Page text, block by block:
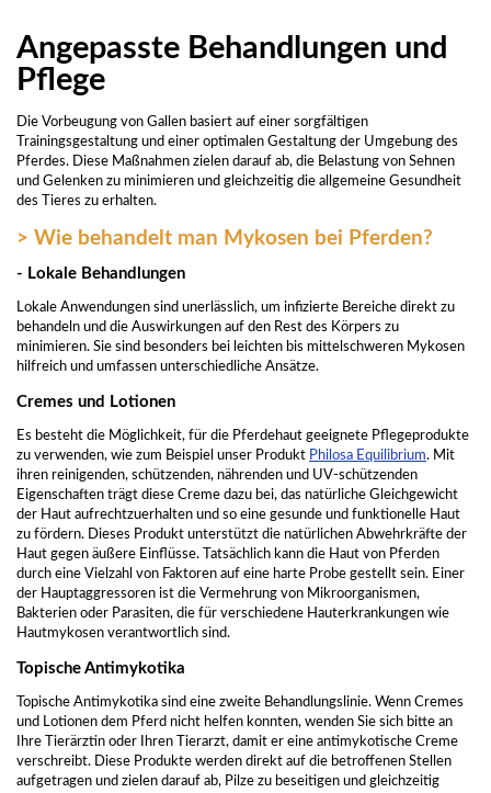
Angepasste Behandlungen und
Pflege
Die Vorbeugung von Gallen basiert auf einer sorgfältigen
Trainingsgestaltung und einer optimalen Gestaltung der Umgebung des
Pferdes. Diese Maßnahmen zielen darauf ab, die Belastung von Sehnen
und Gelenken zu minimieren und gleichzeitig die allgemeine Gesundheit
des Tieres zu erhalten.
> Wie behandelt man Mykosen bei Pferden?
- Lokale Behandlungen
Lokale Anwendungen sind unerlässlich, um infizierte Bereiche direkt zu
behandeln und die Auswirkungen auf den Rest des Körpers zu
minimieren. Sie sind besonders bei leichten bis mittelschweren Mykosen
hilfreich und umfassen unterschiedliche Ansätze.
Cremes und Lotionen
Es besteht die Möglichkeit, für die Pferdehaut geeignete Pflegeprodukte
zu verwenden, wie zum Beispiel unser Produkt Philosa Equilibrium. Mit
ihren reinigenden, schützenden, nährenden und UV-schützenden
Eigenschaften trägt diese Creme dazu bei, das natürliche Gleichgewicht
der Haut aufrechtzuerhalten und so eine gesunde und funktionelle Haut
zu fördern. Dieses Produkt unterstützt die natürlichen Abwehrkräfte der
Haut gegen äußere Einflüsse. Tatsächlich kann die Haut von Pferden
durch eine Vielzahl von Faktoren auf eine harte Probe gestellt sein. Einer
der Hauptaggressoren ist die Vermehrung von Mikroorganismen,
Bakterien oder Parasiten, die für verschiedene Hauterkrankungen wie
Hautmykosen verantwortlich sind.
Topische Antimykotika
Topische Antimykotika sind eine zweite Behandlungslinie. Wenn Cremes
und Lotionen dem Pferd nicht helfen konnten, wenden Sie sich bitte an
Ihre Tierärztin oder Ihren Tierarzt, damit er eine antimykotische Creme
verschreibt. Diese Produkte werden direkt auf die betroffenen Stellen
aufgetragen und zielen darauf ab, Pilze zu beseitigen und gleichzeitig